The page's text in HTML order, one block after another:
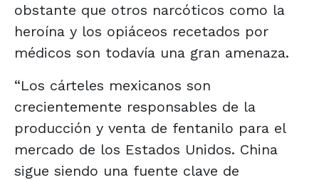
obstante que otros narcóticos como la
heroína y los opiáceos recetados por
médicos son todavía una gran amenaza.
“Los cárteles mexicanos son
crecientemente responsables de la
producción y venta de fentanilo para el
mercado de los Estados Unidos. China
sigue siendo una fuente clave de